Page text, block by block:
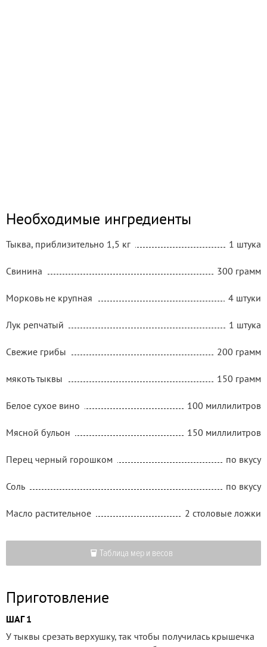
Необходимые ингредиенты
Тыква, приблизительно 1,5 кг 1 штука
Свинина 300 грамм
Морковь не крупная 4 штуки
Лук репчатый 1 штука
Свежие грибы 200 грамм
мякоть тыквы 150 грамм
Белое сухое вино 100 миллилитров
Мясной бульон 150 миллилитров
Перец черный горошком по вкусу
Соль по вкусу
Масло растительное 2 столовые ложки
Таблица мер и весов
Приготовление
ШАГ 1
У тыквы срезать верхушку, так чтобы получилась крышечка